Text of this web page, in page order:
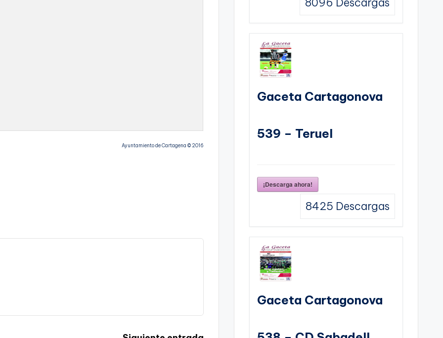
Ayuntamiento de Cartagena © 2016
Gaceta Cartagonova
539 – Teruel
¡Descarga ahora!
8425 Descargas
Gaceta Cartagonova